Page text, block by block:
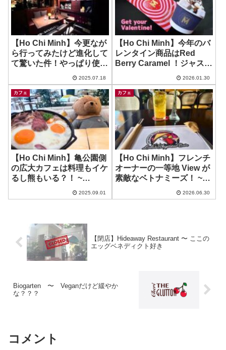
【Ho Chi Minh】今更なが
ら行ってみたけど進化して
て驚いた件！やっぱり使え
Ngoc Dien
2025.07.18
【Ho Chi Minh】今年のバ
レンタイン商品はRed
Berry Caramel ！ジャスミ
Marou – Mach Thi Buoi
2026.01.30
カフェ
【Ho Chi Minh】亀公園側
の広大カフェは料理もイケ
るし熊もいる？！ ~
2025.09.01
カフェ
【Ho Chi Minh】フレンチ
オーナーの一等地 View が
素敵なベトナミーズ！ ~
Restaurant
2026.06.30
【閉店】Hideaway Restaurant 〜 ここの
エッグベネディクト好き
Biogarten 〜 Veganだけど緩やか
な？？？
コメント